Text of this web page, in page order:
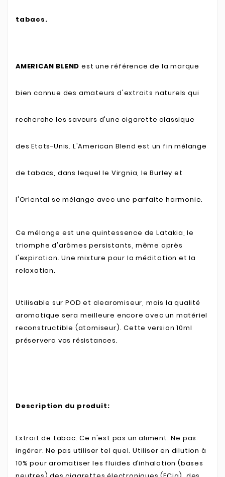
tabacs.
AMERICAN BLEND est une référence de la marque
bien connue des amateurs d'extraits naturels qui
recherche les saveurs d'une cigarette classique
des Etats-Unis. L'American Blend est un fin mélange
de tabacs, dans lequel le Virgnia, le Burley et
l'Oriental se mélange avec une parfaite harmonie.
Ce mélange est une quintessence de Latakia, le
triomphe d'arômes persistants, même après
l'expiration. Une mixture pour la méditation et la
relaxation.
Utilisable sur POD et clearomiseur, mais la qualité
aromatique sera meilleure encore avec un matériel
reconstructible (atomiseur).Cette version 10ml
préservera vos résistances.
Description du produit:
Extrait de tabac. Ce n'est pas un aliment. Ne pas
ingérer. Ne pas utiliser tel quel. Utiliser en dilution à
10% pour aromatiser les fluides d’inhalation (bases